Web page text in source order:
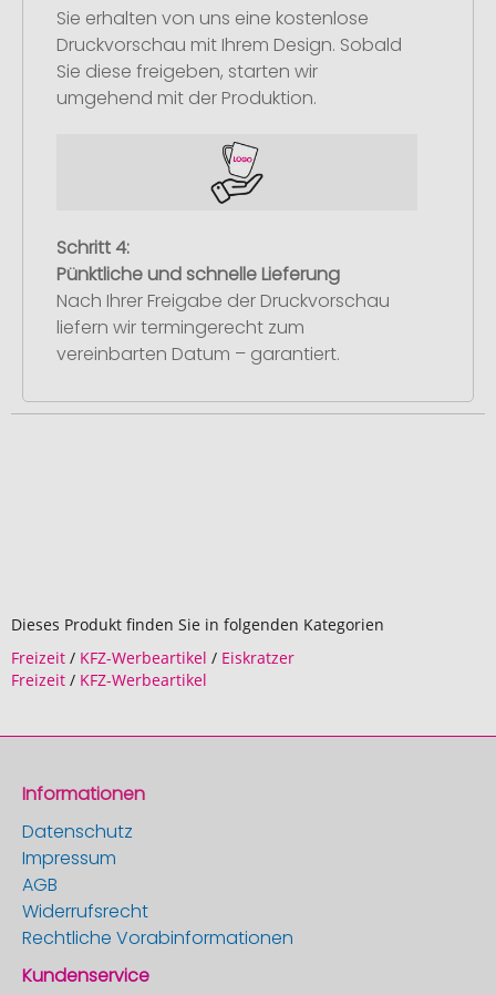
Sie erhalten von uns eine kostenlose
Druckvorschau mit Ihrem Design. Sobald
Sie diese freigeben, starten wir
umgehend mit der Produktion.
Schritt 4:
Pünktliche und schnelle Lieferung
Nach Ihrer Freigabe der Druckvorschau
liefern wir termingerecht zum
vereinbarten Datum – garantiert.
Dieses Produkt finden Sie in folgenden Kategorien
Freizeit / KFZ-Werbeartikel / Eiskratzer
Freizeit / KFZ-Werbeartikel
Informationen
Datenschutz
Impressum
AGB
Widerrufsrecht
Rechtliche Vorabinformationen
Kundenservice